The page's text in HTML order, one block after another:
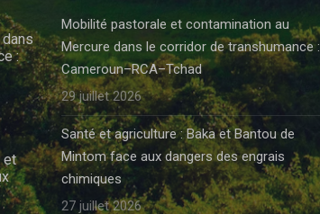
:
et
Mobilité pastorale et contamination au
Mercure dans le corridor de transhumance :
Cameroun–RCA–Tchad
29 juillet 2026
Santé et agriculture : Baka et Bantou de
Mintom face aux dangers des engrais
chimiques
27 juillet 2026